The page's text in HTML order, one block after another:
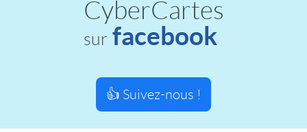
CyberCartes
sur facebook
👍 Suivez-nous !